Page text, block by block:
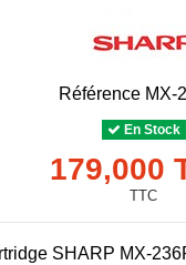
Référence MX-
En Stock
179,000
TTC
SHARP MX-